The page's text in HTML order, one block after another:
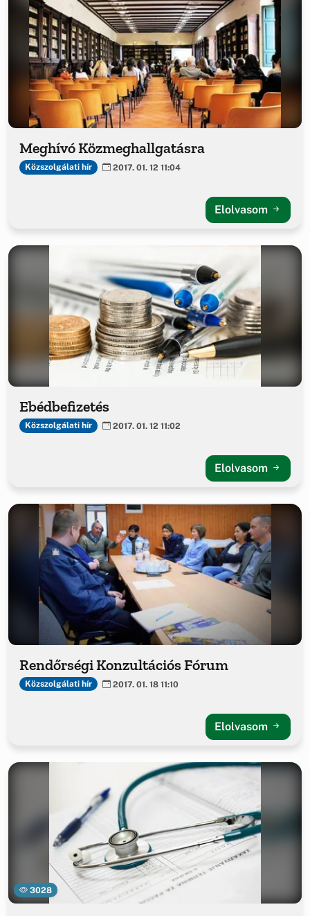
Meghívó Közmeghallgatásra
Közszolgálati hír 2017. 01. 12 11:04
Elolvasom
Ebédbefizetés
Közszolgálati hír 2017. 01. 12 11:02
Elolvasom
Rendőrségi Konzultációs Fórum
Közszolgálati hír 2017. 01. 18 11:10
Elolvasom
3028